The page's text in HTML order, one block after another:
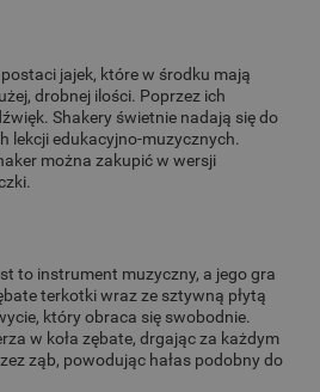
jajek, które w środku mają
drobnej ilości. Poprzez ich
Shakery świetnie nadają się do
lekcji edukacyjno-muzycznych.
można zakupić w wersji
to instrument muzyczny, a jego gra
terkotki wraz ze sztywną płytą
który obraca się swobodnie.
w koła zębate, drgając za każdym
ząb, powodując hałas podobny do